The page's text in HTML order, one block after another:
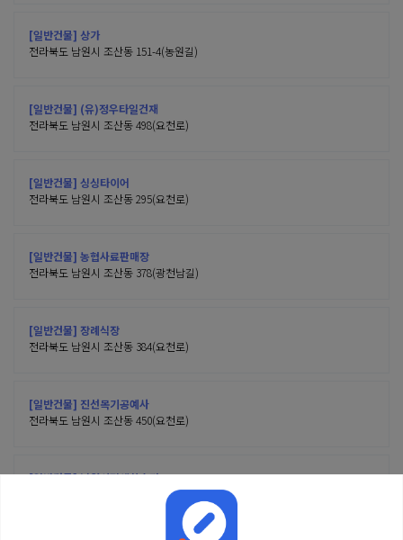
[일반건물] 상가
전라북도 남원시 조산동 151-4(농원길)
[일반건물] (유)정우타일건재
전라북도 남원시 조산동 498(요천로)
[일반건물] 싱싱타이어
전라북도 남원시 조산동 295(요천로)
[일반건물] 농협사료판매장
전라북도 남원시 조산동 378(광천남길)
[일반건물] 장례식장
전라북도 남원시 조산동 384(요천로)
[일반건물] 진선목기공예사
전라북도 남원시 조산동 450(요천로)
[일반건물] 남원시평생학습관
전라북도 남원시 조산동 455(요천로)